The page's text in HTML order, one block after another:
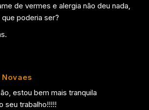
de vermes e alergia não deu nada,
poderia ser?
estou bem mais tranquila
seu trabalho!!!!!